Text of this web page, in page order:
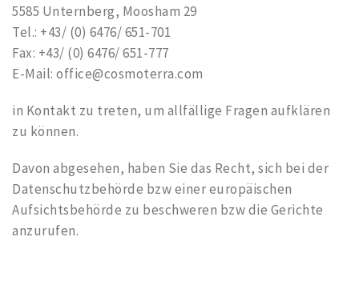
5585 Unternberg, Moosham 29
Tel.: +43/ (0) 6476/ 651-701
Fax: +43/ (0) 6476/ 651-777
E-Mail: office@cosmoterra.com
in Kontakt zu treten, um allfällige Fragen aufklären
zu können.
Davon abgesehen, haben Sie das Recht, sich bei der
Datenschutzbehörde bzw einer europäischen
Aufsichtsbehörde zu beschweren bzw die Gerichte
anzurufen.